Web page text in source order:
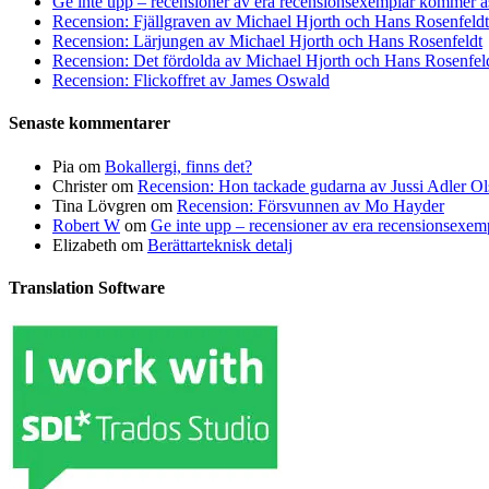
Recension: Fjällgraven av Michael Hjorth och Hans Rosenfeldt
Recension: Lärjungen av Michael Hjorth och Hans Rosenfeldt
Recension: Det fördolda av Michael Hjorth och Hans
Recension: Flickoffret av James Oswald
Senaste kommentarer
Pia om Bokallergi, finns det?
Christerom Recension: Hon tackade gudarna av Jussi Adler
Tina Lövgren om Recension: Försvunnen av Mo Hayder
Robert W om Ge inte upp – recensioner av era
Elizabeth om Berättarteknisk detalj
Translation Software